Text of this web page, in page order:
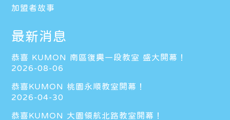
加盟者故事
最新消息
恭喜 KUMON 南區復興一段教室 盛大開幕！
2026-08-06
恭喜KUMON 桃園永順教室開幕！
2026-04-30
恭喜KUMON 大園領航北路教室開幕！